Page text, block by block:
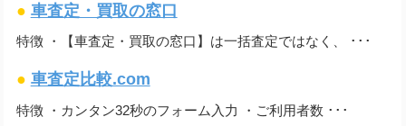
● 車査定・買取の窓口
特徴 ・【車査定・買取の窓口】は一括査定ではなく、 ･･･
● 車査定比較.com
特徴 ・カンタン32秒のフォーム入力 ・ご利用者数 ･･･